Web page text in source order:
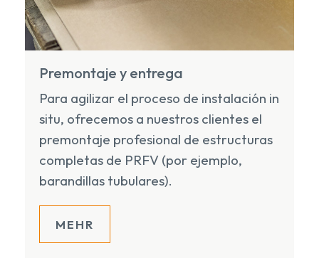
Premontaje y entrega
Para agilizar el proceso de instalación in
situ, ofrecemos a nuestros clientes el
premontaje profesional de estructuras
completas de PRFV (por ejemplo,
barandillas tubulares).
MEHR